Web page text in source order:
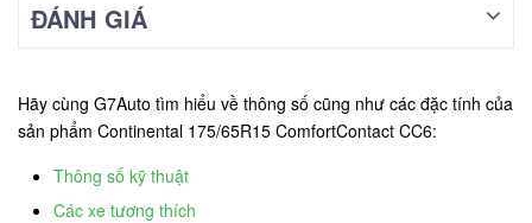
ĐÁNH GIÁ
Hãy cùng G7Auto tìm hiểu về thông số cũng như các đặc tính của
sản phẩm Continental 175/65R15 ComfortContact CC6:
Thông số kỹ thuật
Các xe tương thích